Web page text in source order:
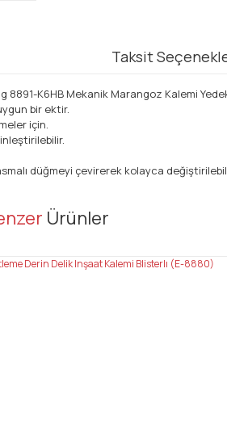
Taksit
8891-K6HB Mekanik Marangoz Kalemi
bir ektir.
için.
düğmeyi çevirerek kolayca
noktaları öneri formunu kullanarak
Ürünler